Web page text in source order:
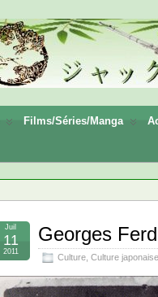
Films/Séries/Manga
Georges
Culture Culture japonaise
Juil
11
2011